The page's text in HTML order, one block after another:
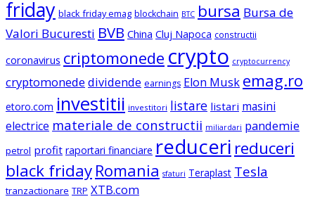
friday black friday emag blockchain BTC bursa Bursa de
Valori Bucuresti BVB China Cluj Napoca constructii
coronavirus criptomonede crypto cryptocurrency
cryptomonede dividende earnings Elon Musk emag.ro
etoro.com investitii investitori listare listari masini
electrice materiale de constructii miliardari pandemie
petrol profit raportari financiare reduceri reduceri
black friday Romania sfaturi Teraplast Tesla
tranzactionare TRP XTB.com